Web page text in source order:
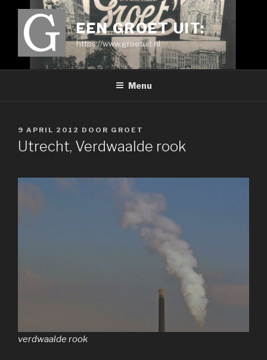
EEN GROET UIT:
https://www.groetuit.nl
Menu
GEPLAATST
OP
9 APRIL 2012 DOOR GROET
Utrecht, Verdwaalde rook
verdwaalde rook